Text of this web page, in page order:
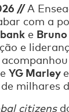
//A
com a
e
e
YG Marley e
milhares
citizens